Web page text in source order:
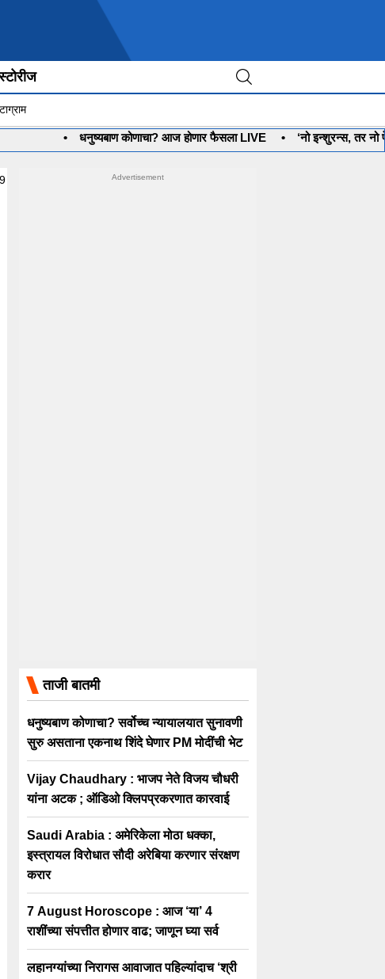
धनुष्यबाण कोणाचा? आज होणार फैसला LIVE • ‘नो इन्शुरन्स, तर नो पेट्रोल’
ताजी बातमी
धनुष्यबाण कोणाचा? सर्वोच्च न्यायालयात सुनावणी
सुरु असताना एकनाथ शिंदे घेणार PM मोदींची भेट
Vijay Chaudhary : भाजप नेते विजय चौधरी
यांना अटक ; ऑडिओ क्लिपप्रकरणात कारवाई
Saudi Arabia : अमेरिकेला मोठा धक्का,
इस्त्रायल विरोधात सौदी अरेबिया करणार संरक्षण
करार
7 August Horoscope : आज ‘या’ 4
राशींच्या संपत्तीत होणार वाढ; जाणून घ्या सर्व
लहानग्यांच्या निरागस आवाजात पहिल्यांदाच ‘श्री